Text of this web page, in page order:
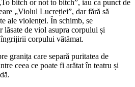
bitch or not to bitch”, iau ca punct de
„Violul Lucreției”, dar fără să
ale violenței. În schimb, se
lăsate de viol asupra corpului și
corpului vătămat.
granița care separă puritatea de
ceea ce poate fi arătat în teatru și